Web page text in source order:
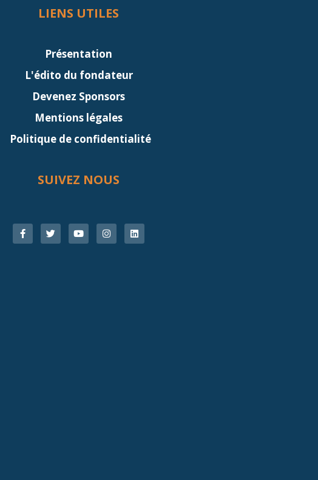
LIENS UTILES
Présentation
L'édito du fondateur
Devenez Sponsors
Mentions légales
Politique de confidentialité
SUIVEZ NOUS